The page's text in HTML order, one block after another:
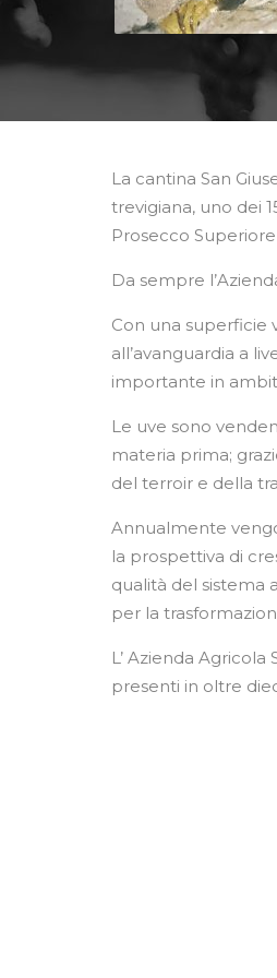
La cantina San
trevigiana, uno dei
Prosecco
Da sempre
Con una superficie
all’avanguardia a
importante in
Le uve sono
materia prima;
del terroir e della
Annualmente
la prospettiva di
qualità del sistema
per la
L’ Azienda
presenti in oltre